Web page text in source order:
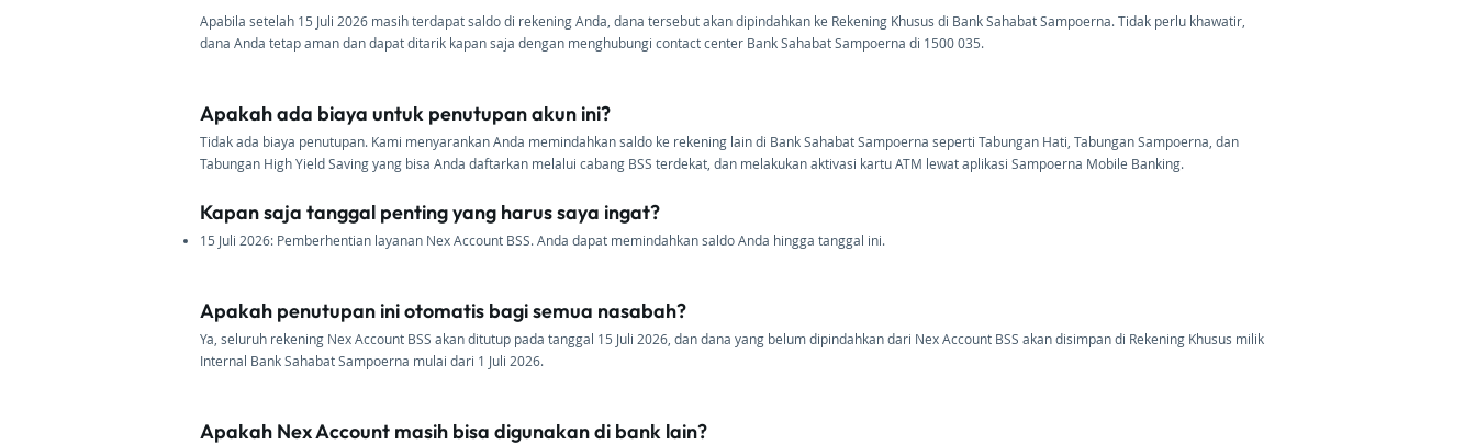
Apabila setelah 15 Juli 2026 masih terdapat saldo di rekening Anda, dana tersebut akan dipindahkan ke Rekening Khusus di Bank Sahabat Sampoerna. Tidak perlu khawatir,
dana Anda tetap aman dan dapat ditarik kapan saja dengan menghubungi contact center Bank Sahabat Sampoerna di 1500 035.
Apakah ada biaya untuk penutupan akun ini?
Tidak ada biaya penutupan. Kami menyarankan Anda memindahkan saldo ke rekening lain di Bank Sahabat Sampoerna seperti Tabungan Hati, Tabungan Sampoerna, dan
Tabungan High Yield Saving yang bisa Anda daftarkan melalui cabang BSS terdekat, dan melakukan aktivasi kartu ATM lewat aplikasi Sampoerna Mobile Banking.
Kapan saja tanggal penting yang harus saya ingat?
15 Juli 2026: Pemberhentian layanan Nex Account BSS. Anda dapat memindahkan saldo Anda hingga tanggal ini.
Apakah penutupan ini otomatis bagi semua nasabah?
Ya, seluruh rekening Nex Account BSS akan ditutup pada tanggal 15 Juli 2026, dan dana yang belum dipindahkan dari Nex Account BSS akan disimpan di Rekening Khusus milik
Internal Bank Sahabat Sampoerna mulai dari 1 Juli 2026.
Apakah Nex Account masih bisa digunakan di bank lain?